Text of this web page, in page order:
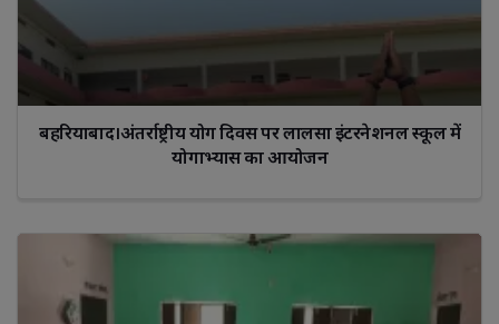
बहरियाबाद।अंतर्राष्ट्रीय योग दिवस पर लालसा इंटरनेशनल स्कूल में
योगाभ्यास का आयोजन